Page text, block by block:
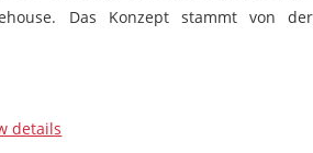
Das Konzept stammt von der
details